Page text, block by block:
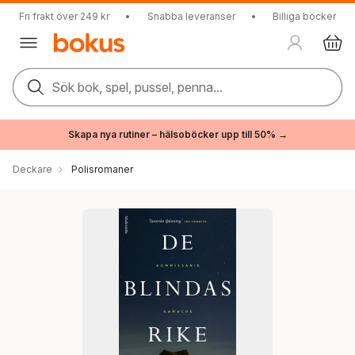
Fri frakt över 249 kr • Snabba leveranser • Billiga böcker
Sök bok, spel, pussel, penna...
Skapa nya rutiner – hälsoböcker upp till 50% →
Deckare Polisromaner